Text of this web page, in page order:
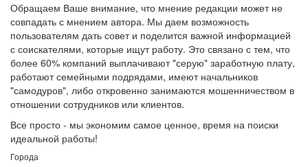
Обращаем Ваше внимание, что мнение редакции может не
совпадать с мнением автора. Мы даем возможность
пользователям дать совет и поделится важной информацией
с соискателями, которые ищут работу. Это связано с тем, что
более 60% компаний выплачивают "серую" заработную плату,
работают семейными подрядами, имеют начальников
"самодуров", либо откровенно занимаются мошенничеством в
отношении сотрудников или клиентов.
Все просто - мы экономим самое ценное, время на поиски
идеальной работы!
Города